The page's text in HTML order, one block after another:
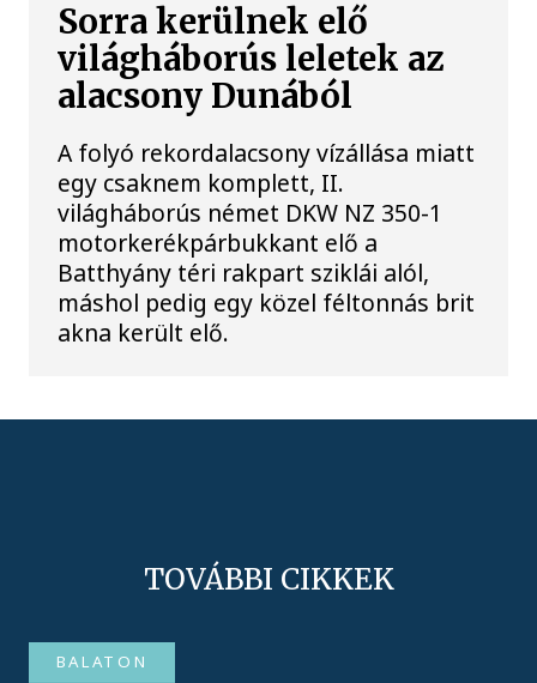
Sorra kerülnek elő
világháborús leletek az
alacsony Dunából
A folyó rekordalacsony vízállása miatt
egy csaknem komplett, II.
világháborús német DKW NZ 350-1
motorkerékpárbukkant elő a
Batthyány téri rakpart sziklái alól,
máshol pedig egy közel féltonnás brit
akna került elő.
TOVÁBBI CIKKEK
BALATON